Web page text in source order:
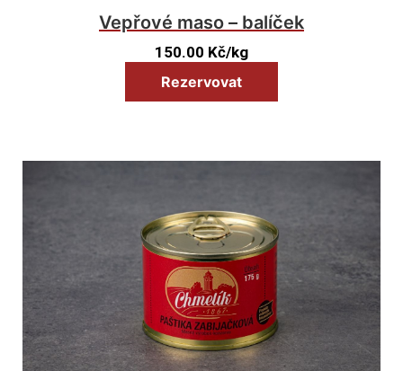
Vepřové maso – balíček
150.00 Kč/kg
Rezervovat